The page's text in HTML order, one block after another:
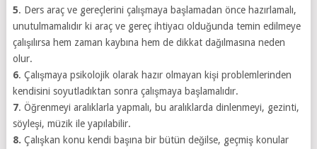
5. Ders araç ve gereçlerini çalışmaya başlamadan önce hazırlamalı,
unutulmamalıdır ki araç ve gereç ihtiyacı olduğunda temin edilmeye
çalışılırsa hem zaman kaybına hem de dikkat dağılmasına neden
olur.
6. Çalışmaya psikolojik olarak hazır olmayan kişi problemlerinden
kendisini soyutladıktan sonra çalışmaya başlamalıdır.
7. Öğrenmeyi aralıklarla yapmalı, bu aralıklarda dinlenmeyi, gezinti,
söyleşi, müzik ile yapılabilir.
8. Çalışkan konu kendi başına bir bütün değilse, geçmiş konular